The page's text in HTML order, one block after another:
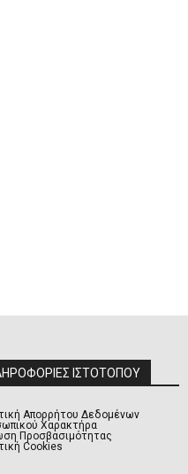
ΙΣΤΟΤΟΠΟΥ
Απορρήτου Δεδομένων
Χαρακτήρα
Προσβασιμότητας
Cookies